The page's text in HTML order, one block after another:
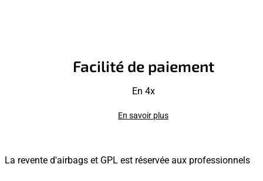
Facilité de paiement
En 4x
En savoir plus
La revente d'airbags et GPL est réservée aux professionnels